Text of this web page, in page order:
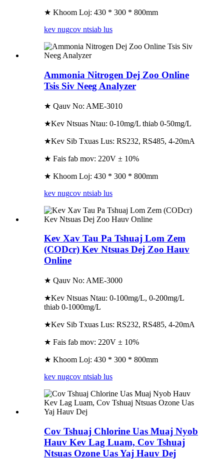
★ Khoom Loj: 430 * 300 * 800mm
kev nugcov ntsiab lus
Ammonia Nitrogen Dej Zoo Online
Tsis Siv Neeg Analyzer
★ Qauv No: AME-3010
★Kev Ntsuas Ntau: 0-10mg/L thiab 0-50mg/L
★Kev Sib Txuas Lus: RS232, RS485, 4-20mA
★ Fais fab mov: 220V ± 10%
★ Khoom Loj: 430 * 300 * 800mm
kev nugcov ntsiab lus
Kev Xav Tau Pa Tshuaj Lom Zem
(CODcr) Kev Ntsuas Dej Zoo Hauv
Online
★ Qauv No: AME-3000
★Kev Ntsuas Ntau: 0-100mg/L, 0-200mg/L
thiab 0-1000mg/L
★Kev Sib Txuas Lus: RS232, RS485, 4-20mA
★ Fais fab mov: 220V ± 10%
★ Khoom Loj: 430 * 300 * 800mm
kev nugcov ntsiab lus
Cov Tshuaj Chlorine Uas Muaj Nyob
Hauv Kev Lag Luam, Cov Tshuaj
Ntsuas Ozone Uas Yaj Hauv Dej